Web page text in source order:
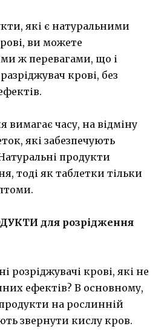
які є натуральними
ви можете
ж перевагами, що і
крові, без
вимагає часу, на відміну
які забезпечують
продукти
тоді як таблетки тільки
для розрідження
розріджувачі крові, які не
ефектів? В основному,
на рослинній
звернути кислу кров.